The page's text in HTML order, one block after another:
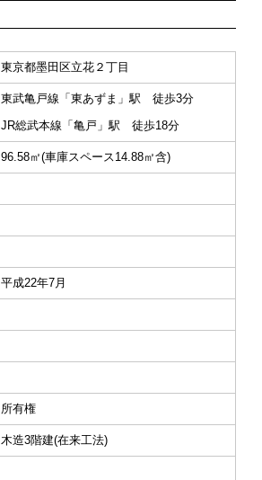
東京都墨田区立花２丁目
東武亀戸線「東あずま」駅 徒歩3分
JR総武本線「亀戸」駅 徒歩18分
96.58㎡(車庫スペース14.88㎡含)
平成22年7月
所有権
木造3階建(在来工法)